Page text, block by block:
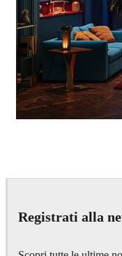
Registrati alla